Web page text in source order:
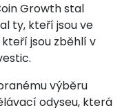
Growth stal
ty, kteří jsou ve
jsou zběhlí v
výběru
odyseu, která